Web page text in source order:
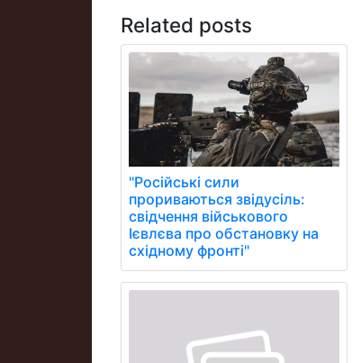
Related posts
"Російські сили
прориваються звідусіль:
свідчення військового
Ієвлєва про обстановку на
східному фронті"